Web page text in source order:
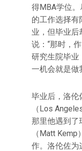
得MBA学位
的工作选择有
业，但毕业后
说：“那时，
研究生院毕业
一机会就是做
毕业后，洛伦
（Los
那里他遇到了
（Matt
作。洛伦佐为